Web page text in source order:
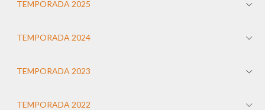
TEMPORADA 2025
TEMPORADA 2024
TEMPORADA 2023
TEMPORADA 2022